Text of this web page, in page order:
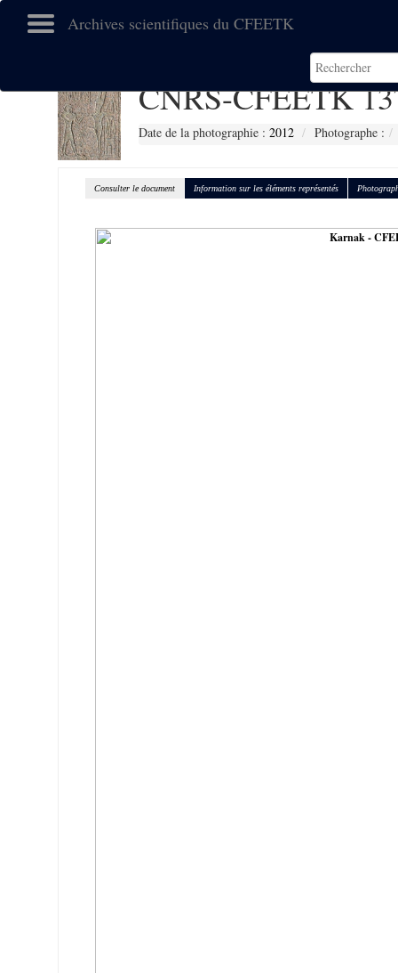
Archives scientifiques du CFEETK
CNRS-CFEETK
Date de la photographie : 2012 Photographe :
Consulter le document Information sur les éléments représentés